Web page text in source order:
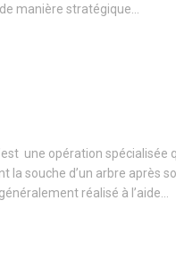
manière stratégique…
une opération spécialisée
la souche d’un arbre après
réalisé à l’aide…